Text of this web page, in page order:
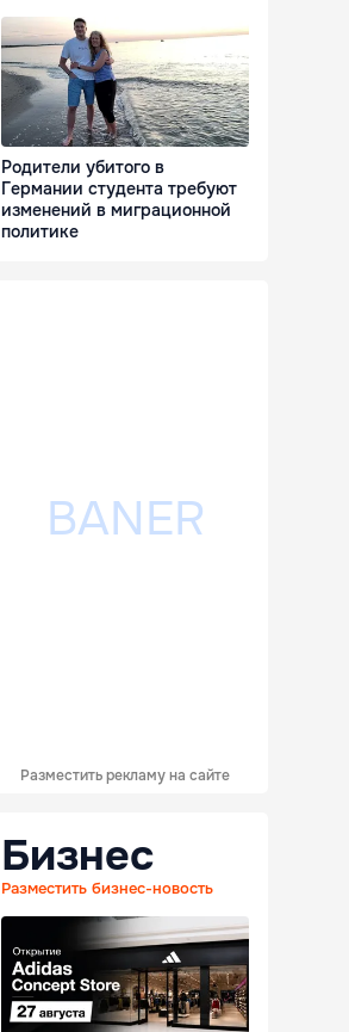
Родители убитого в
Германии студента требуют
изменений в миграционной
политике
Разместить рекламу на сайте
Бизнес
Разместить бизнес-новость